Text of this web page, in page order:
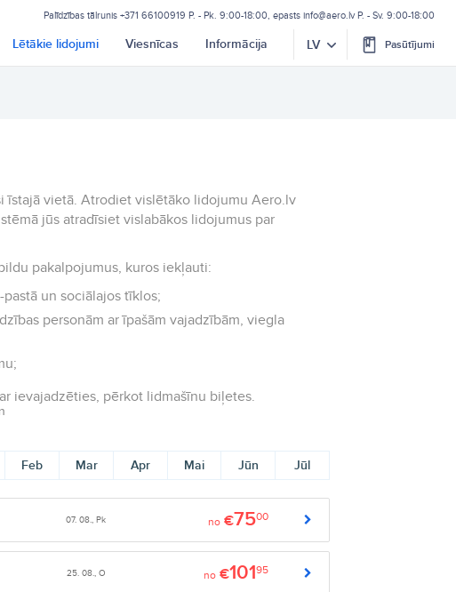
Palīdzības tālrunis +371 66100919 P. - Pk. 9:00-18:00, epasts info@aero.lv P. - Sv. 9:00-18:00
Lētākie lidojumi Viesnīcas Informācija LV Pasūtījumi
īstajā vietā. Atrodiet vislētāko lidojumu Aero.lv
jūs atradīsiet vislabākos lidojumus par
pakalpojumus, kuros iekļauti:
un sociālajos tīklos;
personām ar īpašām vajadzībām, viegla
ievajadzēties, pērkot lidmašīnu biļetes.
Feb Mar Apr Mai Jūn Jūl
07. 08., Pk no €7500
25. 08., O no €10195